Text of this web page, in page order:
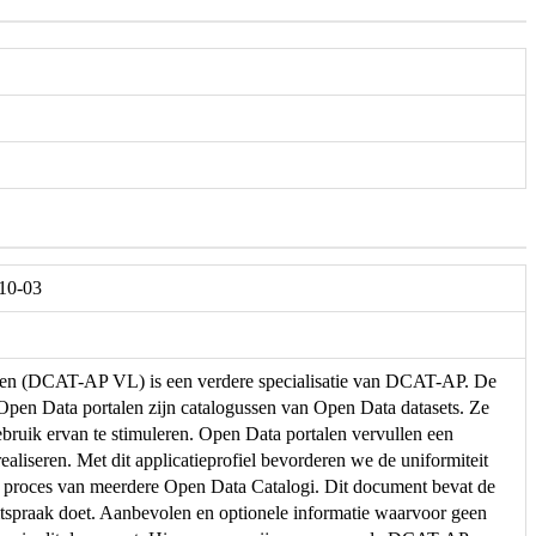
03
(DCAT-AP VL) is een verdere specialisatie van DCAT-AP. De
Data portalen zijn catalogussen van Open Data datasets. Ze
ervan te stimuleren. Open Data portalen vervullen een
Met dit applicatieprofiel bevorderen we de uniformiteit
van meerdere Open Data Catalogi. Dit document bevat de
doet. Aanbevolen en optionele informatie waarvoor geen